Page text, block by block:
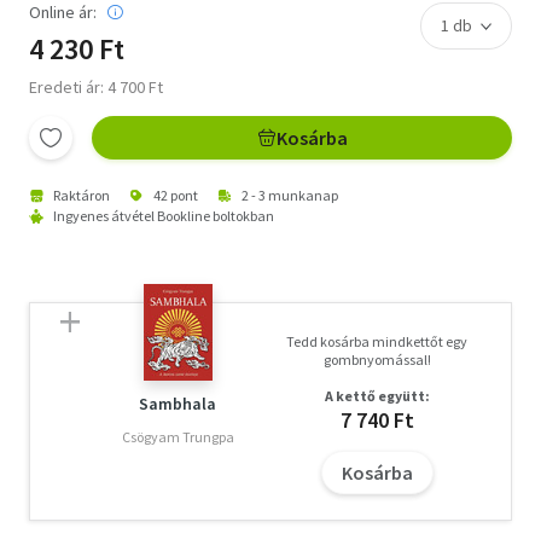
Online ár:
4 230 Ft
Eredeti ár: 4 700 Ft
Kosárba
Raktáron 42 pont
2 - 3 munkanap
Ingyenes átvétel Bookline boltokban
Sambhala
Csögyam Trungpa
Tedd kosárba mindkettőt egy
gombnyomással!
A kettő együtt:
7 740 Ft
Kosárba